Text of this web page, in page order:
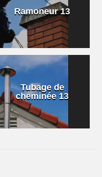
Ramoneur 13
Tubage de
cheminée 13